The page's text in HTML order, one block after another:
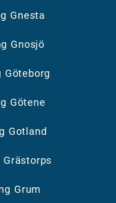
Gnesta
Gnosjö
Göteborg
Götene
Gotland
Grästorps
Grum